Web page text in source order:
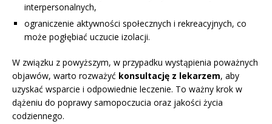
interpersonalnych,
ograniczenie aktywności społecznych i rekreacyjnych, co
może pogłębiać uczucie izolacji.
W związku z powyższym, w przypadku wystąpienia poważnych
objawów, warto rozważyć konsultację z lekarzem, aby
uzyskać wsparcie i odpowiednie leczenie. To ważny krok w
dążeniu do poprawy samopoczucia oraz jakości życia
codziennego.